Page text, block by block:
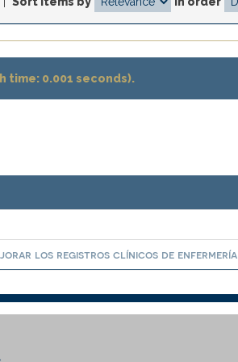
time: 0.001 seconds).
los registros clínicos de enfermería